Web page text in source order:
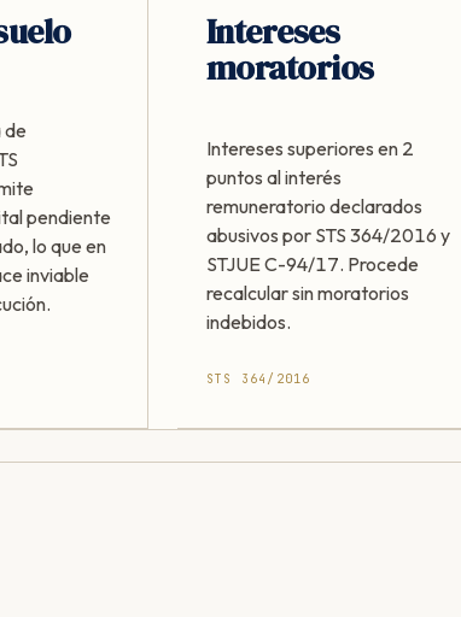
de
pendiente
lo que en
inviable
Intereses
moratorios
Intereses superiores en 2
puntos al interés
remuneratorio declarados
abusivos por STS 364/2016 y
STJUE C-94/17. Procede
recalcular sin moratorios
indebidos.
STS 364/2016